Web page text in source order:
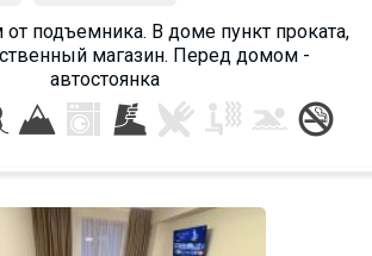
подъемника. В доме пункт проката,
магазин. Перед домом -
автостоянка